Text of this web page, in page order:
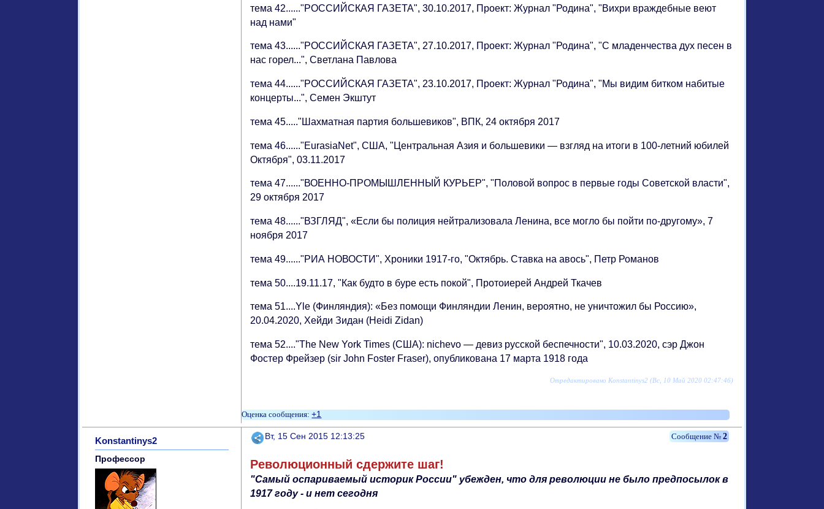
тема 42......"РОССИЙСКАЯ ГАЗЕТА", 30.10.2017, Проект: Журнал "Родина", "Вихри враждебные веют
над нами"
тема 43......"РОССИЙСКАЯ ГАЗЕТА", 27.10.2017, Проект: Журнал "Родина", "С младенчества дух песен в
нас горел...", Светлана Павлова
тема 44......"РОССИЙСКАЯ ГАЗЕТА", 23.10.2017, Проект: Журнал "Родина", "Мы видим битком набитые
концерты...", Семен Экштут
тема 45....."Шахматная партия большевиков", ВПК, 24 октября 2017
тема 46......"EurasiaNet", США, "Центральная Азия и большевики — взгляд на итоги в 100-летний юбилей
Октября", 03.11.2017
тема 47......"ВОЕННО-ПРОМЫШЛЕННЫЙ КУРЬЕР", "Половой вопрос в первые годы Советской власти",
29 октября 2017
тема 48......"ВЗГЛЯД", «Если бы полиция нейтрализовала Ленина, все могло бы пойти по-другому», 7
ноября 2017
тема 49......"РИА НОВОСТИ", Хроники 1917-го, "Октябрь. Ставка на авось", Петр Романов
тема 50....19.11.17, "Как будто в буре есть покой", Протоиерей Андрей Ткачев
тема 51....Yle (Финляндия): «Без помощи Финляндии Ленин, вероятно, не уничтожил бы Россию»,
20.04.2020, Хейди Зидан (Heidi Zidan)
тема 52...."The New York Times (США): nichevo — девиз русской беспечности", 10.03.2020, сэр Джон
Фостер Фрейзер (sir John Foster Fraser), опубликована 17 марта 1918 года
Отредактировано Konstantinys2 (Вс, 10 Май 2020 02:47:46)
+1
Поделиться 2
Вт, 15 Сен 2015 12:13:25
Konstantinys2
Профессор Революционный сдержите шаг!
"Самый оспариваемый историк России" убежден, что для революции не было предпосылок в
1917 году - и нет сегодня